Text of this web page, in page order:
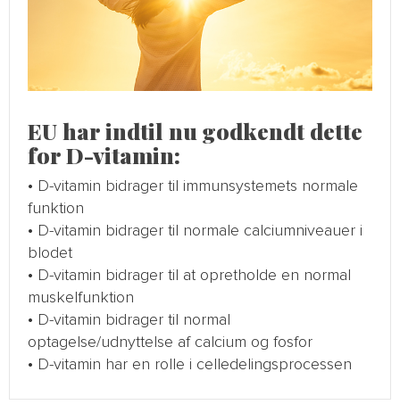
EU har indtil nu godkendt dette
forD-vitamin:
• D-vitamin bidrager til immunsystemets normale
funktion
• D-vitamin bidrager til normale calciumniveauer i
blodet
• D-vitamin bidrager til at opretholde en normal
muskelfunktion
• D-vitamin bidrager til normal
optagelse/udnyttelse af calcium og fosfor
• D-vitamin har en rolle i celledelingsprocessen